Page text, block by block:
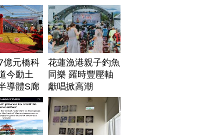
億元橋科
今動土
導體S廊
花蓮漁港親子釣魚
同樂 羅時豐壓軸
獻唱掀高潮